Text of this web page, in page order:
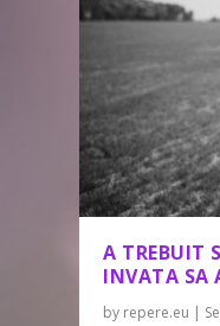
A TREBUIT
INVATA SA
by repere.eu |